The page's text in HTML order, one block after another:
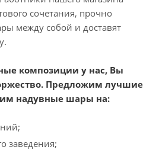
сочетания, прочно
между собой и доставят
композиции у нас, Вы
Предложим лучшие
надувные шары на:
заведения;